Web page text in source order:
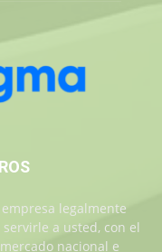
legalmente
a usted, con el
nacional e